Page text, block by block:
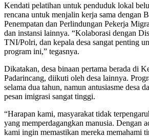
Kendati pelatihan untuk penduduk lokal
rencana untuk menjalin kerja sama dengan
Penempatan dan Perlindungan Pekerja
dan instansi lainnya. “Kolaborasi dengan
TNI/Polri, dan kepala desa sangat penting
program ini,” tegasnya.
Dikatakan, desa binaan pertama berada di
Padarincang, diikuti oleh desa lainnya.
selama dua tahun, namun antusiasme desa
pesan imigrasi sangat tinggi.
“Harapan kami, masyarakat tidak
yang memperdagangkan manusia. Dengan
kami ingin memastikan mereka memahami